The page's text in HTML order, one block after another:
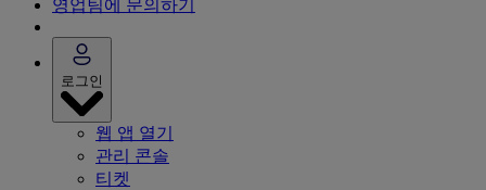
영업팀에 문의하기
로그인
웹 앱 열기
관리 콘솔
티켓